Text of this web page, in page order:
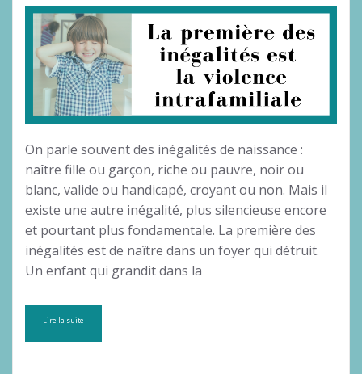
On parle souvent des inégalités de naissance :
naître fille ou garçon, riche ou pauvre, noir ou
blanc, valide ou handicapé, croyant ou non. Mais il
existe une autre inégalité, plus silencieuse encore
et pourtant plus fondamentale. La première des
inégalités est de naître dans un foyer qui détruit.
Un enfant qui grandit dans la
Lire la suite